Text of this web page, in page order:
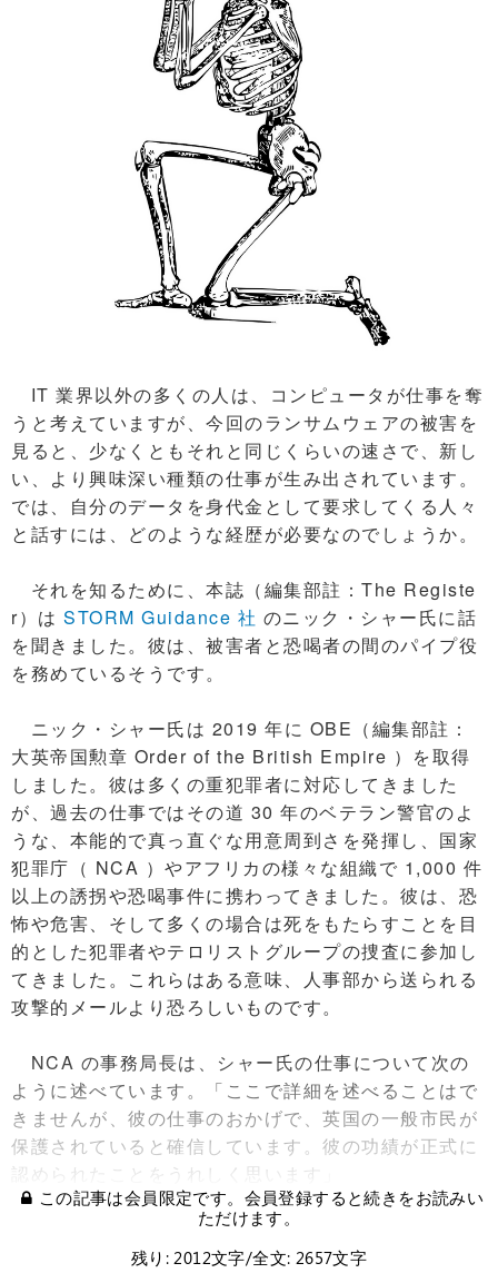
IT 業界以外の多くの人は、コンピュータが仕事を奪
うと考えていますが、今回のランサムウェアの被害を
見ると、少なくともそれと同じくらいの速さで、新し
い、より興味深い種類の仕事が生み出されています。
では、自分のデータを身代金として要求してくる人々
と話すには、どのような経歴が必要なのでしょうか。
それを知るために、本誌（編集部註：The Registe
r）は STORM Guidance 社 のニック・シャー氏に話
を聞きました。彼は、被害者と恐喝者の間のパイプ役
を務めているそうです。
ニック・シャー氏は 2019 年に OBE（編集部註：
大英帝国勲章 Order of the British Empire ）を取得
しました。彼は多くの重犯罪者に対応してきました
が、過去の仕事ではその道 30 年のベテラン警官のよ
うな、本能的で真っ直ぐな用意周到さを発揮し、国家
犯罪庁（ NCA ）やアフリカの様々な組織で 1,000 件
以上の誘拐や恐喝事件に携わってきました。彼は、恐
怖や危害、そして多くの場合は死をもたらすことを目
的とした犯罪者やテロリストグループの捜査に参加し
てきました。これらはある意味、人事部から送られる
攻撃的メールより恐ろしいものです。
NCA の事務局長は、シャー氏の仕事について次の
ように述べています。「ここで詳細を述べることはで
きませんが、彼の仕事のおかげで、英国の一般市民が
保護されていると確信しています。彼の功績が正式に
認められたことをうれしく思います」
この記事は会員限定です。会員登録すると続きをお読みい
ただけます。
残り: 2012文字/全文: 2657文字